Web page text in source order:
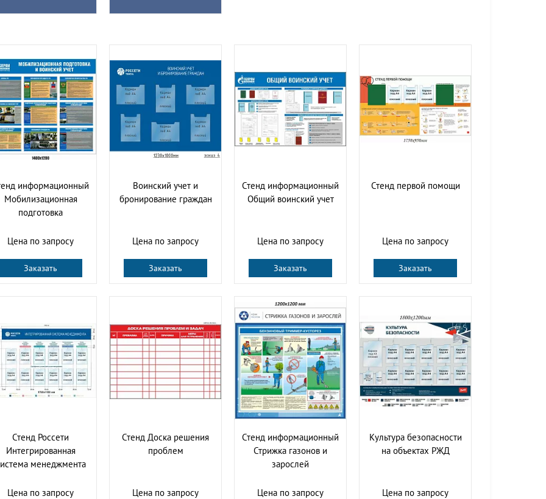
информационный
Мобилизационная
подготовка
Цена по запросу
Заказать
Воинский учет и
бронирование граждан
Цена по запросу
Заказать
Стенд информационный
Общий воинский учет
Цена по запросу
Заказать
Стенд первой помощи
Цена по запросу
Заказать
Стенд Россети
Интегрированная
менеджмента
Цена по запросу
Стенд Доска решения
проблем
Цена по запросу
Стенд информационный
Стрижка газонов и
зарослей
Цена по запросу
Культура безопасности
на объектах РЖД
Цена по запросу